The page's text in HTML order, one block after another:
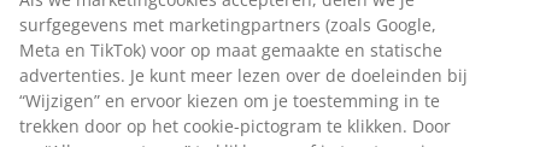
surfgegevens met marketingpartners (zoals Google,
Meta en TikTok) voor op maat gemaakte en statische
advertenties. Je kunt meer lezen over de doeleinden bij
“Wijzigen” en ervoor kiezen om je toestemming in te
trekken door op het cookie-pictogram te klikken. Door